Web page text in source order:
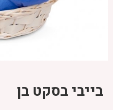
בייבי בסקט בן